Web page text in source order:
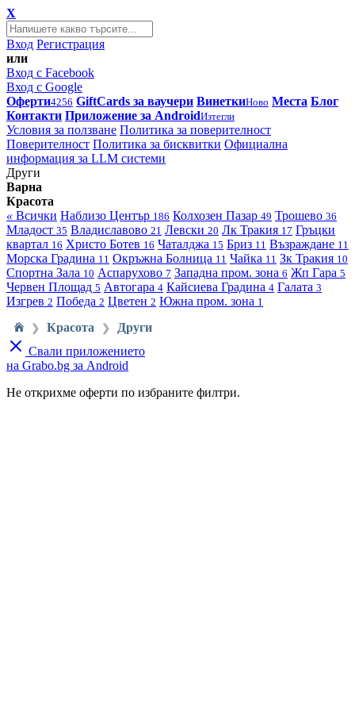
X
Вход Регистрация
или
Вход с Facebook
Вход с Google
Оферти4256 GiftCards за ваучери ВинеткиНово Места Блог
Контакти Приложение за AndroidИзтегли
Условия за ползване Политика за поверителност
Поверителност Политика за бисквитки Официална
информация за LLM системи
Други
Варна
Красота
« Всички Наблизо Център 186 Колхозен Пазар 49 Трошево 36
Младост 35 Владиславово 21 Левски 20 Лк Тракия 17 Гръцки
квартал 16 Христо Ботев 16 Чаталджа 15 Бриз 11 Възраждане 11
Морска Градина 11 Окръжна Болница 11 Чайка 11 Зк Тракия 10
Спортна Зала 10 Аспарухово 7 Западна пром. зона 6 Жп Гара 5
Червен Площад 5 Автогара 4 Кайсиева Градина 4 Галата 3
Изгрев 2 Победа 2 Цветен 2 Южна пром. зона 1
❯ Красота ❯
Други
Свали приложението
на Grabo.bg за Android
Не открихме оферти по избраните филтри.